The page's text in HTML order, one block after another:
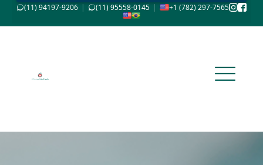
(11) 94197-9206 | (11) 95558-0145 | +1 (782) 297-7565